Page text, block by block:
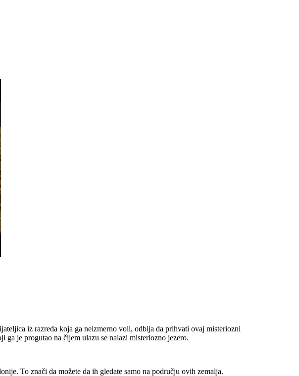
iz razreda koja ga neizmerno voli, odbija da prihvati ovaj misteriozni
ga je progutao na čijem ulazu se nalazi misteriozno jezero.
To znači da možete da ih gledate samo na području ovih zemalja.